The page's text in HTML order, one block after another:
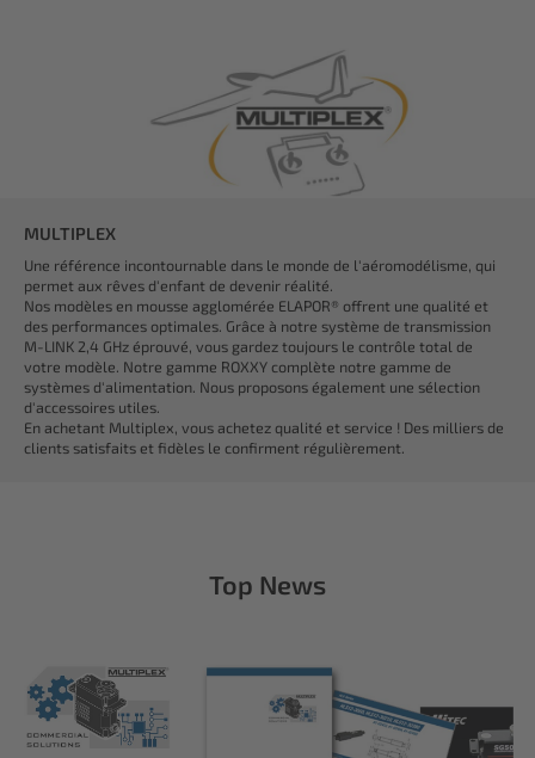
MULTIPLEX
Une référence incontournable dans le monde de l'aéromodélisme, qui
permet aux rêves d'enfant de devenir réalité.
Nos modèles en mousse agglomérée ELAPOR® offrent une qualité et
des performances optimales. Grâce à notre système de transmission
M-LINK 2,4 GHz éprouvé, vous gardez toujours le contrôle total de
votre modèle. Notre gamme ROXXY complète notre gamme de
systèmes d'alimentation. Nous proposons également une sélection
d'accessoires utiles.
En achetant Multiplex, vous achetez qualité et service ! Des milliers de
clients satisfaits et fidèles le confirment régulièrement.
Top News